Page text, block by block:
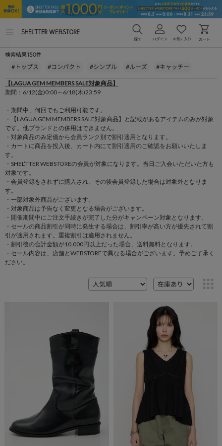
ー
を
く
検索結果150件
#トップス #コンパクト #シンプル #ルーズ #キャッチー
【LAGUA GEM MEMBERS SALE対象商品】
期間：6/12(金)0:00～6/18(木)23:59
・期間中、何回でもご利用可能です。
・【LAGUA GEM MEMBERS SALE対象商品】と記載があるアイテムのみが対象
です。他ブランドとの併用はできません。
・対象商品のみ定価から会員ランク別で割引適用となります。
・カートに商品を投入後、カート内にて割引適用のご確認をお願いいたしま
す。
・SHEL’TTER WEBSTOREの会員が対象になります。当日ご入会いただいた方も
対象です。
・会員登録をされずに購入され、その後会員登録した場合は対象外となりま
す。
・一部対象外商品がございます。
・対象商品は予告なく変更となる場合がございます。
・開催期間中にご注文手続きが完了した分がキャンペーン対象となります。
・セールの商品割引が同時に発生する場合は、割引率が高い方が優先されて割
引が適用されます。重複割引は適用されません。
・割引後の合計金額が10,000円以上だった場合、送料無料となります。
・セール内容は、店舗とWEBSTOREで異なる場合がございます。予めご了承く
ださい。